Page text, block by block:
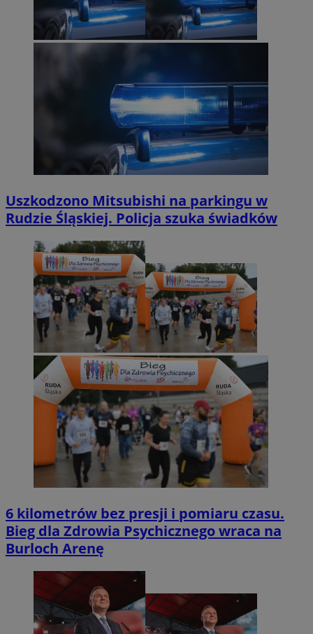
Uszkodzono Mitsubishi na parkingu w
Rudzie Śląskiej. Policja szuka świadków
6 kilometrów bez presji i pomiaru czasu.
Bieg dla Zdrowia Psychicznego wraca na
Burloch Arenę